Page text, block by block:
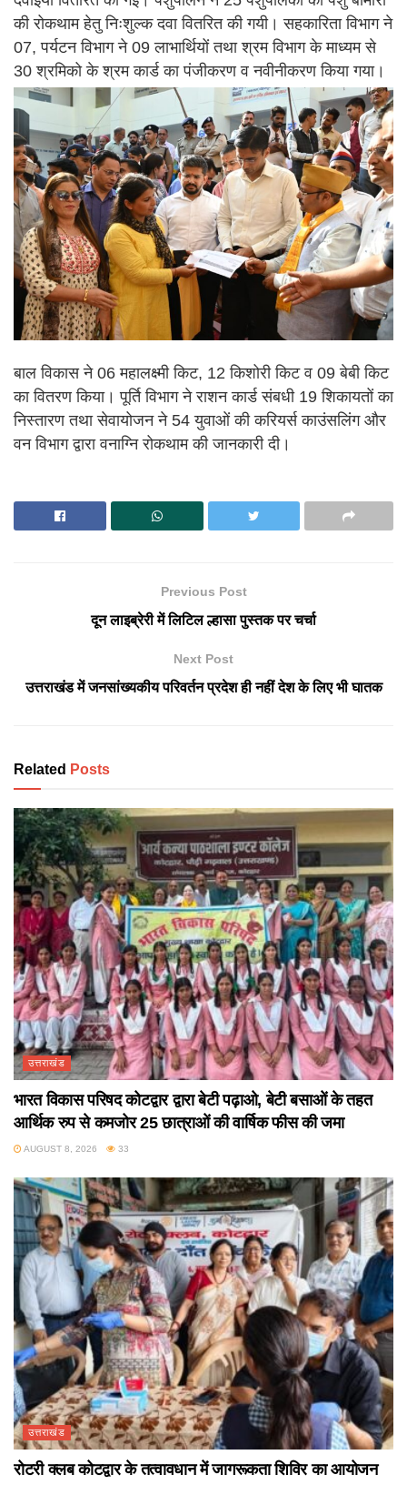
की रोकथाम हेतु निःशुल्क दवा वितरित की गयी। सहकारिता विभाग ने
07, पर्यटन विभाग ने 09 लाभार्थियों तथा श्रम विभाग के माध्यम से
30 श्रमिको के श्रम कार्ड का पंजीकरण व नवीनीकरण किया गया।
बाल विकास ने 06 महालक्ष्मी किट, 12 किशोरी किट व 09 बेबी किट
का वितरण किया। पूर्ति विभाग ने राशन कार्ड संबधी 19 शिकायतों का
निस्तारण तथा सेवायोजन ने 54 युवाओं की करियर्स काउंसलिंग और
वन विभाग द्वारा वनाग्नि रोकथाम की जानकारी दी।
Previous Post
दून लाइब्रेरी में लिटिल ल्हासा पुस्तक पर चर्चा
Next Post
उत्तराखंड में जनसांख्यकीय परिवर्तन प्रदेश ही नहीं देश के लिए भी घातक
Related Posts
उत्तराखंड
भारत विकास परिषद कोटद्वार द्वारा बेटी पढ़ाओ, बेटी बसाओं के तहत
आर्थिक रुप से कमजोर 25 छात्राओं की वार्षिक फीस की जमा
AUGUST 8, 2026 33
उत्तराखंड
रोटरी क्लब कोटद्वार के तत्वावधान में जागरूकता शिविर का आयोजन